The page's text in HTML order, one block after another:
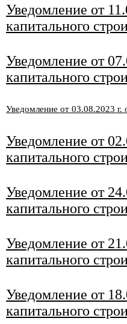
Уведомление от
капитального
Уведомление от 07
капитального
Уведомление от 03.08.2023 г.
Уведомление от 02
капитального
Уведомление от 24
капитального
Уведомление от 21
капитального
Уведомление от
капитального